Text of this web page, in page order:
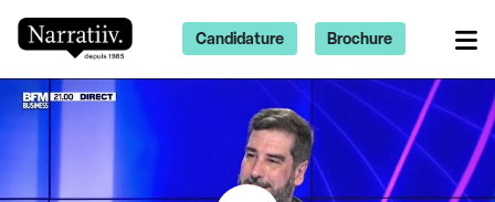
Candidature Brochure